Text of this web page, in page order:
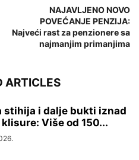
NAJAVLJENO NOVO
POVEĆANJE PENZIJA:
Najveći rast za penzionere sa
najmanjim primanjima
ARTICLES
stihija i dalje bukti iznad
Više od 150...